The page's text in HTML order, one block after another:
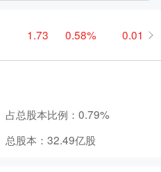
1.73 0.58% 0.01
占总股本比例： 0.79%
总股本： 32.49亿股